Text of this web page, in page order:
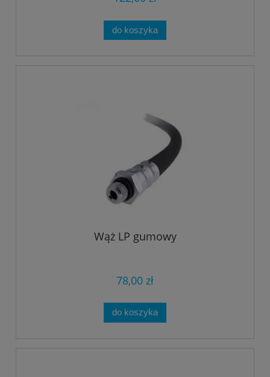
do koszyka
Wąż LP gumowy
78,00 zł
do koszyka